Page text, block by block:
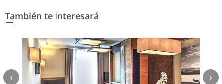
También te interesará
‹ ›